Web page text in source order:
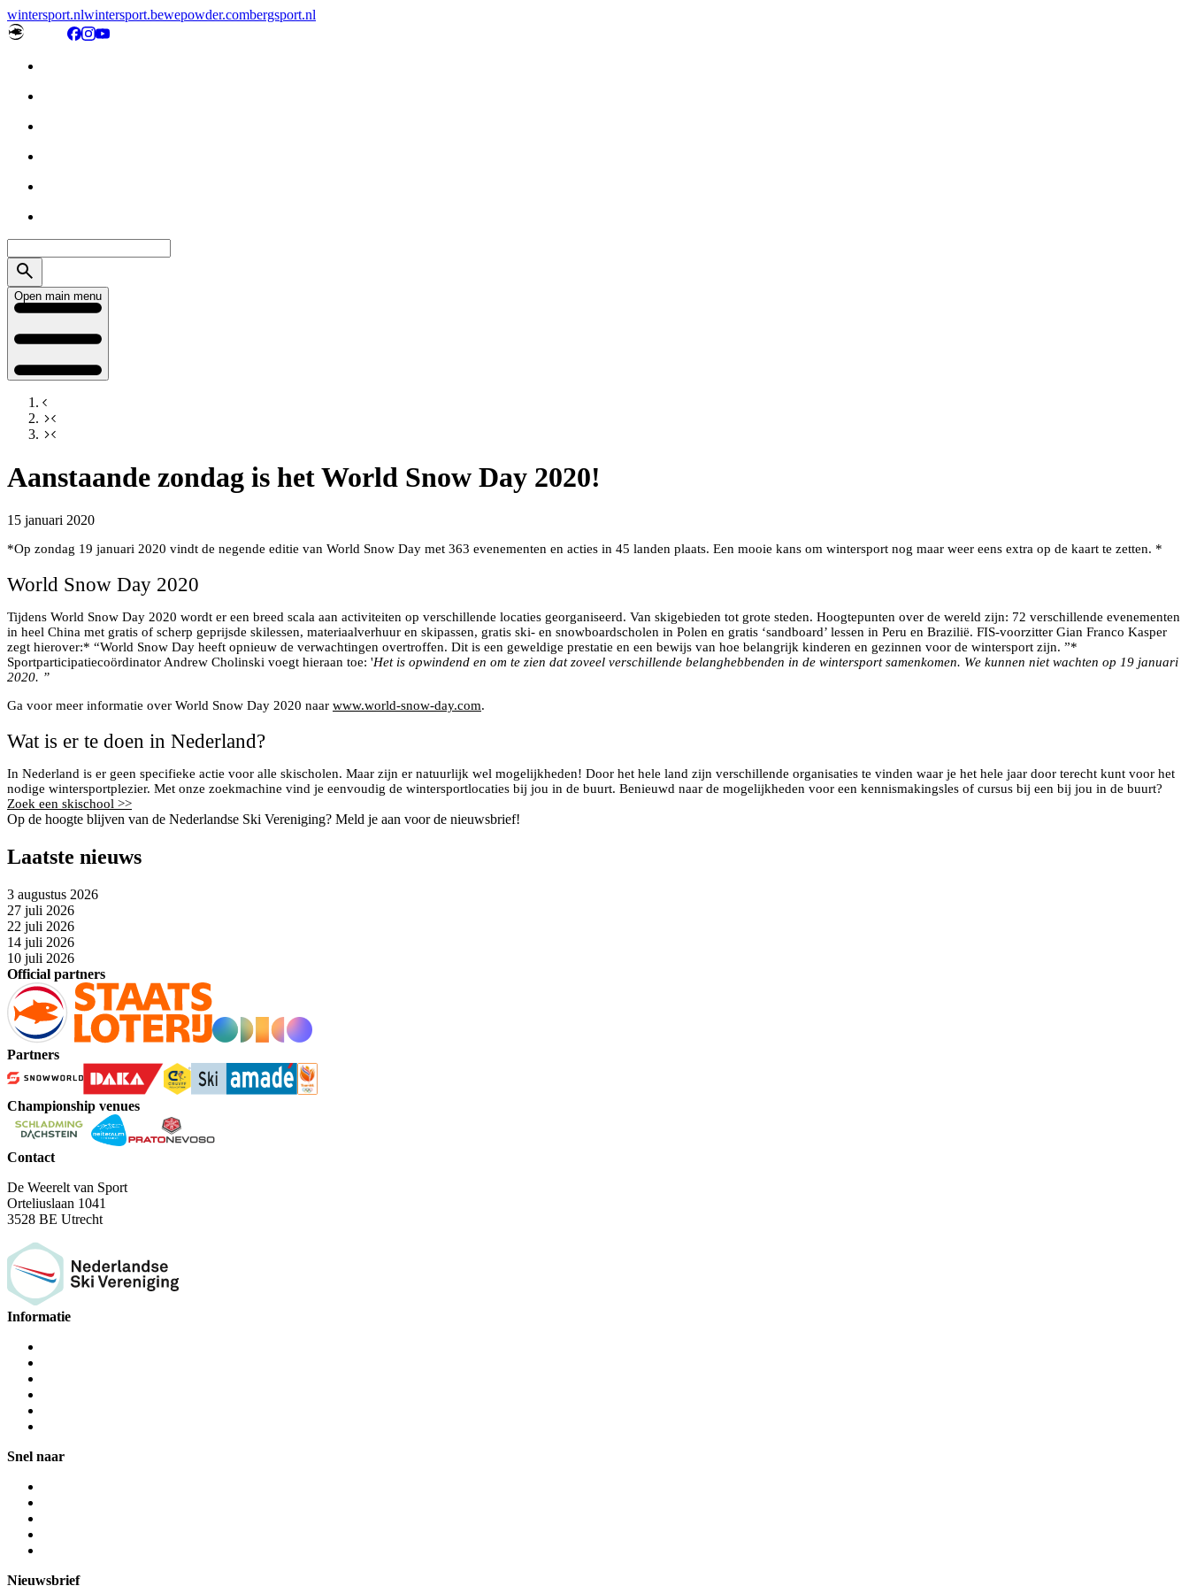
wintersport.nlwintersport.bewepowder.combergsport.nl
Open main menu
Aanstaande zondag is het World Snow Day 2020!
15 januari 2020
*Op zondag 19 januari 2020 vindt de negende editie van World Snow Day met 363 evenementen en acties in 45 landen plaats. Een mooie kans om wintersport nog maar weer eens extra op de kaart te zetten. *
World Snow Day 2020
Tijdens World Snow Day 2020 wordt er een breed scala aan activiteiten op verschillende locaties georganiseerd. Van skigebieden tot grote steden. Hoogtepunten over de wereld zijn: 72 verschillende evenementen
in heel China met gratis of scherp geprijsde skilessen, materiaalverhuur en skipassen, gratis ski- en snowboardscholen in Polen en gratis ‘sandboard’ lessen in Peru en Brazilië. FIS-voorzitter Gian Franco Kasper
zegt hierover:* “World Snow Day heeft opnieuw de verwachtingen overtroffen. Dit is een geweldige prestatie en een bewijs van hoe belangrijk kinderen en gezinnen voor de wintersport zijn. ”*
Sportparticipatiecoördinator Andrew Cholinski voegt hieraan toe: 'Het is opwindend en om te zien dat zoveel verschillende belanghebbenden in de wintersport samenkomen. We kunnen niet wachten op 19 januari
2020. ”
Ga voor meer informatie over World Snow Day 2020 naar www.world-snow-day.com.
Wat is er te doen in Nederland?
In Nederland is er geen specifieke actie voor alle skischolen. Maar zijn er natuurlijk wel mogelijkheden! Door het hele land zijn verschillende organisaties te vinden waar je het hele jaar door terecht kunt voor het
nodige wintersportplezier. Met onze zoekmachine vind je eenvoudig de wintersportlocaties bij jou in de buurt. Benieuwd naar de mogelijkheden voor een kennismakingsles of cursus bij een bij jou in de buurt?
Zoek een skischool >>
Op de hoogte blijven van de Nederlandse Ski Vereniging? Meld je aan voor de nieuwsbrief!
Laatste nieuws
3 augustus 2026
27 juli 2026
22 juli 2026
14 juli 2026
10 juli 2026
Official partners
Partners
Championship venues
Contact
De Weerelt van Sport
Orteliuslaan 1041
3528 BE Utrecht
Informatie
Snel naar
Nieuwsbrief